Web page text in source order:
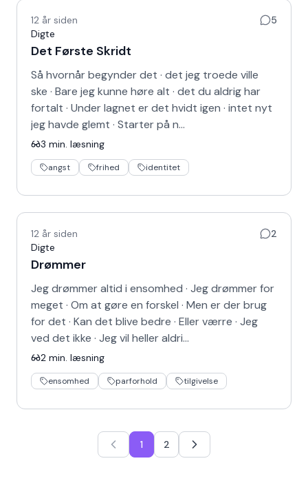
12 år siden
5
Digte
Det Første Skridt
Så hvornår begynder det · det jeg troede ville
ske · Bare jeg kunne høre alt · det du aldrig har
fortalt · Under lagnet er det hvidt igen · intet nyt
jeg havde glemt · Starter på n…
3 min. læsning
angst frihed identitet
12 år siden
2
Digte
Drømmer
Jeg drømmer altid i ensomhed · Jeg drømmer for
meget · Om at gøre en forskel · Men er der brug
for det · Kan det blive bedre · Eller værre · Jeg
ved det ikke · Jeg vil heller aldri…
2 min. læsning
ensomhed parforhold tilgivelse
1 2